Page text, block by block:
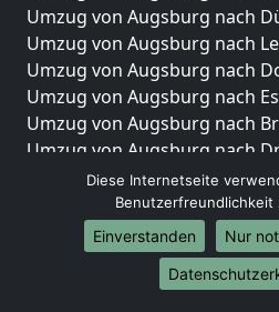
Umzug von Augsburg nach
Umzug von Augsburg nach
Umzug von Augsburg nach
Umzug von Augsburg nach
Umzug von Augsburg nach
Umzug von Augsburg nach
Umzug von Augsburg nach
Umzug von Augsburg nach
Umzug von Augsburg nach
Umzug von Augsburg nach
Umzug von Augsburg nach
Diese Internetseite
Benutzerfreundlichkeit
Einverstanden
Nur